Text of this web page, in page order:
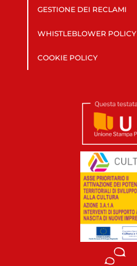
GESTIONE DEI RECLAMI
WHISTLEBLOWER POLICY
COOKIE POLICY